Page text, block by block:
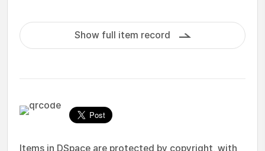
Show full item record
Items in DSpace are protected by copyright, with